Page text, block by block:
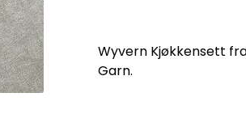
Wyvern Kjøkkensett
Garn.